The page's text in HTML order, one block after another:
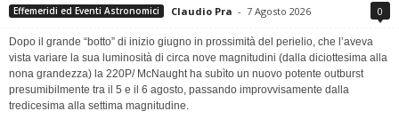
Effemeridi ed Eventi Astronomici Claudio Pra - 7 Agosto 2026 0
Dopo il grande “botto” di inizio giugno in prossimità del perielio, che l’aveva
vista variare la sua luminosità di circa nove magnitudini (dalla diciottesima alla
nona grandezza) la 220P/ McNaught ha subìto un nuovo potente outburst
presumibilmente tra il 5 e il 6 agosto, passando improvvisamente dalla
tredicesima alla settima magnitudine.